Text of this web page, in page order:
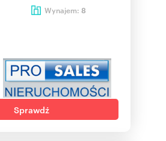
Wynajem: 8
Sprawdź